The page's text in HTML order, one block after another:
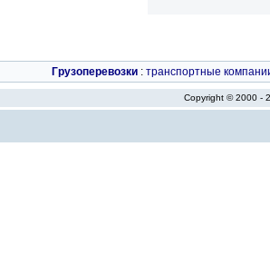
Грузоперевозки : транспортные
Copyright © 2000 -